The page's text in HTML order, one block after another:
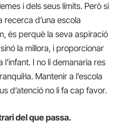
i dels seus límits. Però si
d’una escola
és perquè la seva aspiració
la millora, i proporcionar
I no li demanaria res
Mantenir a l’escola
d’atenció no li fa cap favor.
del que passa.